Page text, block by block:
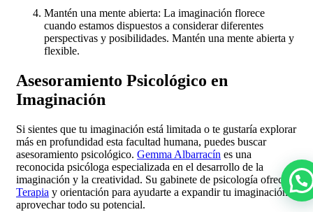
Mantén una mente abierta: La imaginación florece
cuando estamos dispuestos a considerar diferentes
perspectivas y posibilidades. Mantén una mente abierta y
flexible.
Asesoramiento Psicológico en
Imaginación
Si sientes que tu imaginación está limitada o te gustaría explorar
más en profundidad esta facultad humana, puedes buscar
asesoramiento psicológico. Gemma Albarracín es una
reconocida psicóloga especializada en el desarrollo de la
imaginación y la creatividad. Su gabinete de psicología ofrece
Terapia y orientación para ayudarte a expandir tu imaginación y
aprovechar todo su potencial.